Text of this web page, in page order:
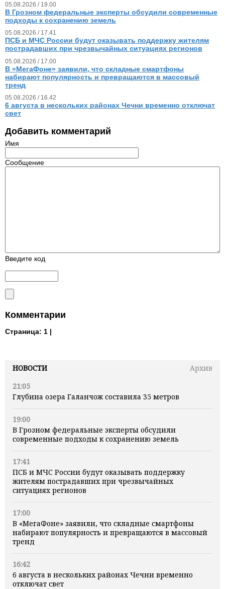
НОВОСТИ
Архив
21:05
Глубина озера Галанчож составила 35 метров
19:00
В Грозном федеральные эксперты обсудили
современные подходы к сохранению земель
17:41
ПСБ и МЧС России будут оказывать поддержку
жителям пострадавших при чрезвычайных
ситуациях регионов
17:00
В «МегаФоне» заявили, что складные смартфоны
набирают популярность и превращаются в массовый
тренд
16:42
6 августа в нескольких районах Чечни временно
отключат свет
05.08.2026 / 19.00
В Грозном федеральные эксперты обсудили современные
подходы к сохранению земель
05.08.2026 / 17.41
ПСБ и МЧС России будут оказывать поддержку жителям
пострадавших при чрезвычайных ситуациях регионов
05.08.2026 / 17.00
В «МегаФоне» заявили, что складные смартфоны
набирают популярность и превращаются в массовый
тренд
05.08.2026 / 16.42
6 августа в нескольких районах Чечни временно отключат
свет
Добавить комментарий
Имя
Сообщение
Введите код
Комментарии
Страница: 1 |